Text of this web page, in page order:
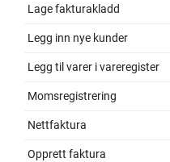
Lage fakturakladd
Legg inn nye kunder
Legg til varer i vareregister
Momsregistrering
Nettfaktura
Opprett faktura